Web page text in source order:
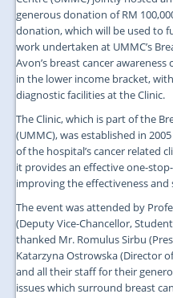
generous donation of RM
donation, which will be used
work undertaken at UMMC’s
Avon’s breast cancer
in the lower income bracket,
diagnostic facilities at the Clinic.
The Clinic, which is part of the
(UMMC), was established in
of the hospital’s cancer related
it provides an effective one-
improving the effectiveness and
The event was attended by
(Deputy Vice-Chancellor,
thanked Mr. Romulus Sirbu
Katarzyna Ostrowska (Director
and all their staff for their
issues which surround breast